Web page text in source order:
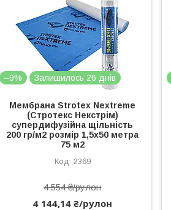
–9% Залишилось 26 днів
Мембрана Strotex Nextreme
(Стротекс Некстрім)
супердифузійна щільність
200 гр/м2 розмір 1,5х50 метра
75 м2
2369
4 554 ₴/рулон
4 144,14 ₴/рулон